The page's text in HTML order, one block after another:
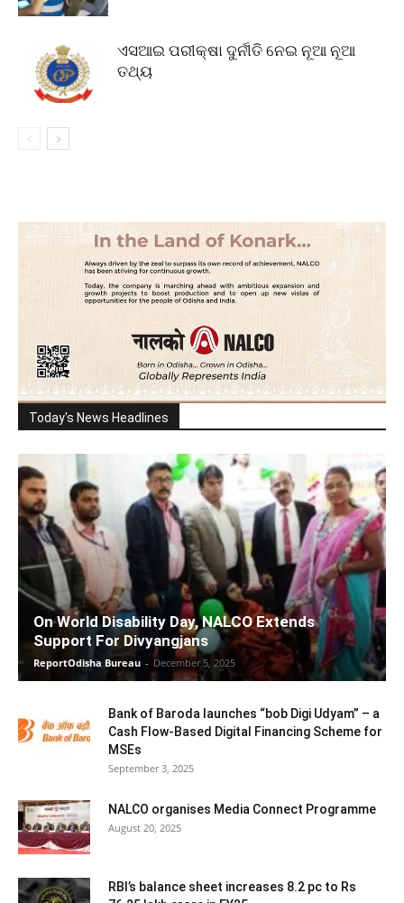
ଏସଆଇ ପରୀକ୍ଷା ଦୁର୍ନୀତି ନେଇ ନୂଆ ନୂଆ
ତଥ୍ୟ
Today's News Headlines
On World Disability Day, NALCO Extends
Support For Divyangjans
ReportOdisha Bureau - December 5, 2025
Bank of Baroda launches “bob Digi Udyam” – a
Cash Flow-Based Digital Financing Scheme for
MSEs
September 3, 2025
NALCO organises Media Connect Programme
August 20, 2025
RBI’s balance sheet increases 8.2 pc to Rs